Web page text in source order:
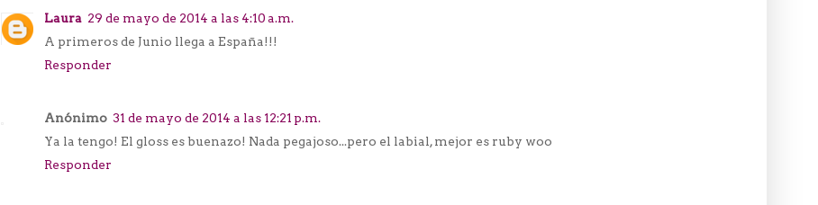
Laura 29 de mayo de 2014 a las 4:10 a.m.
A primeros de Junio llega a España!!!
Responder
Anónimo 31 de mayo de 2014 a las 12:21 p.m.
Ya la tengo! El gloss es buenazo! Nada pegajoso...pero el labial, mejor es ruby woo
Responder